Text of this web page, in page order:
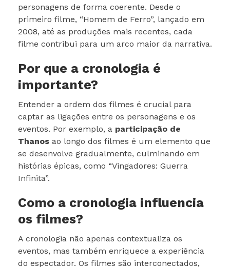
personagens de forma coerente. Desde o
primeiro filme, “Homem de Ferro”, lançado em
2008, até as produções mais recentes, cada
filme contribui para um arco maior da narrativa.
Por que a cronologia é
importante?
Entender a ordem dos filmes é crucial para
captar as ligações entre os personagens e os
eventos. Por exemplo, a participação de
Thanos ao longo dos filmes é um elemento que
se desenvolve gradualmente, culminando em
histórias épicas, como “Vingadores: Guerra
Infinita”.
Como a cronologia influencia
os filmes?
A cronologia não apenas contextualiza os
eventos, mas também enriquece a experiência
do espectador. Os filmes são interconectados,